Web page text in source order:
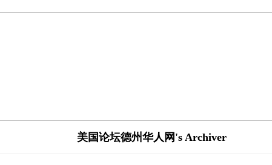
美国论坛德州华人网's Archiver